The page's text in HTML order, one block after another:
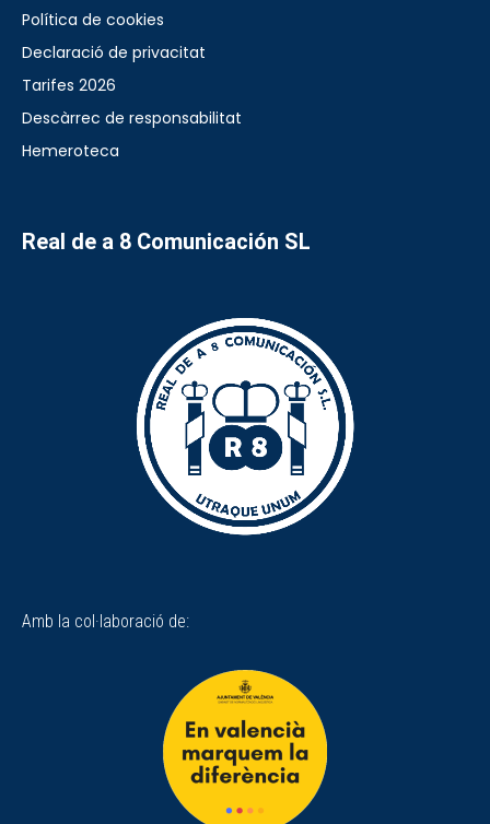
Política de cookies
Declaració de privacitat
Tarifes 2026
Descàrrec de responsabilitat
Hemeroteca
Real de a 8 Comunicación SL
Amb la col·laboració de: